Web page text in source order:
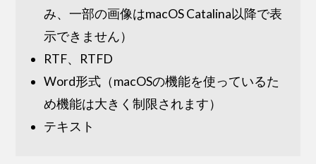
み、一部の画像はmacOS Catalina以降で表
示できません）
RTF、RTFD
Word形式（macOSの機能を使っているた
め機能は大きく制限されます）
テキスト